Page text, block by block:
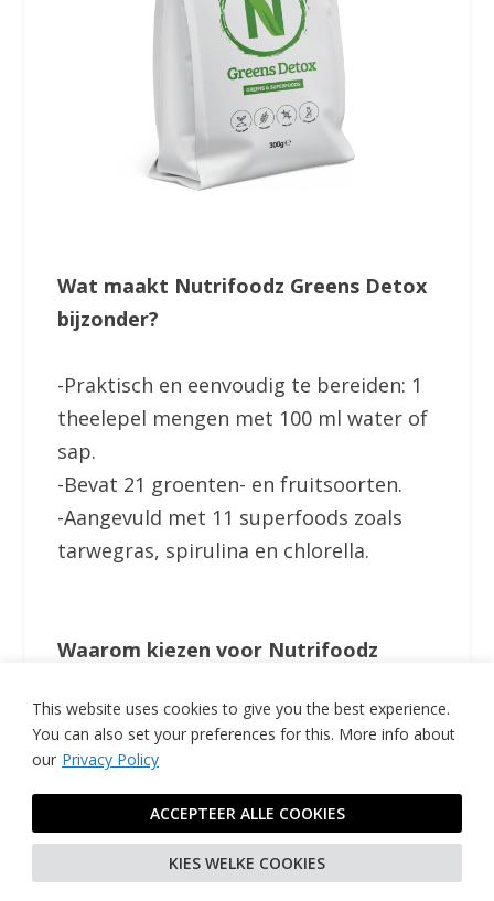
This website uses cookies to give you the best experience.
You can also set your preferences for this. More info about
our Privacy Policy
KIES WELKE COOKIES
ACCEPTEER ALLE COOKIES
Wat maakt Nutrifoodz Greens Detox
bijzonder?
-Praktisch en eenvoudig te bereiden: 1
theelepel mengen met 100 ml water of
sap.
-Bevat 21 groenten- en fruitsoorten.
-Aangevuld met 11 superfoods zoals
tarwegras, spirulina en chlorella.
Waarom kiezen voor Nutrifoodz
-Een handige optie voor drukke dagen.
-Hoogwaardige ingrediënten in een
geconcentreerde formule.